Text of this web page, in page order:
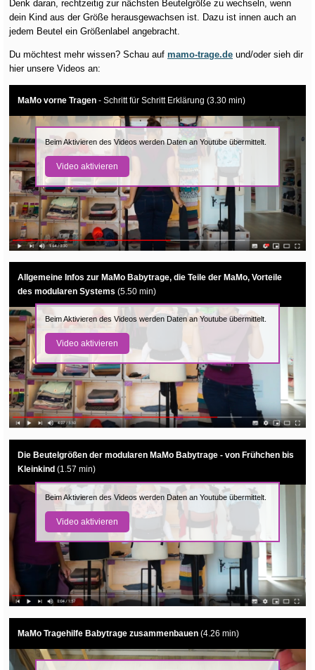
Denk daran, rechtzeitig zur nächsten Beutelgröße zu wechseln, wenn
dein Kind aus der Größe herausgewachsen ist. Dazu ist innen auch an
jedem Beutel ein Größenlabel angebracht.
Du möchtest mehr wissen? Schau auf mamo-trage.de und/oder sieh dir
hier unsere Videos an:
MaMo vorne Tragen - Schritt für Schritt Erklärung (3.30 min)
Beim Aktivieren des Videos werden Daten an Youtube übermittelt.
Video aktivieren
Allgemeine Infos zur MaMo Babytrage, die Teile der MaMo, Vorteile
des modularen Systems (5.50 min)
Beim Aktivieren des Videos werden Daten an Youtube übermittelt.
Video aktivieren
Die Beutelgrößen der modularen MaMo Babytrage - von Frühchen bis
Kleinkind (1.57 min)
Beim Aktivieren des Videos werden Daten an Youtube übermittelt.
Video aktivieren
MaMo Tragehilfe Babytrage zusammenbauen (4.26 min)